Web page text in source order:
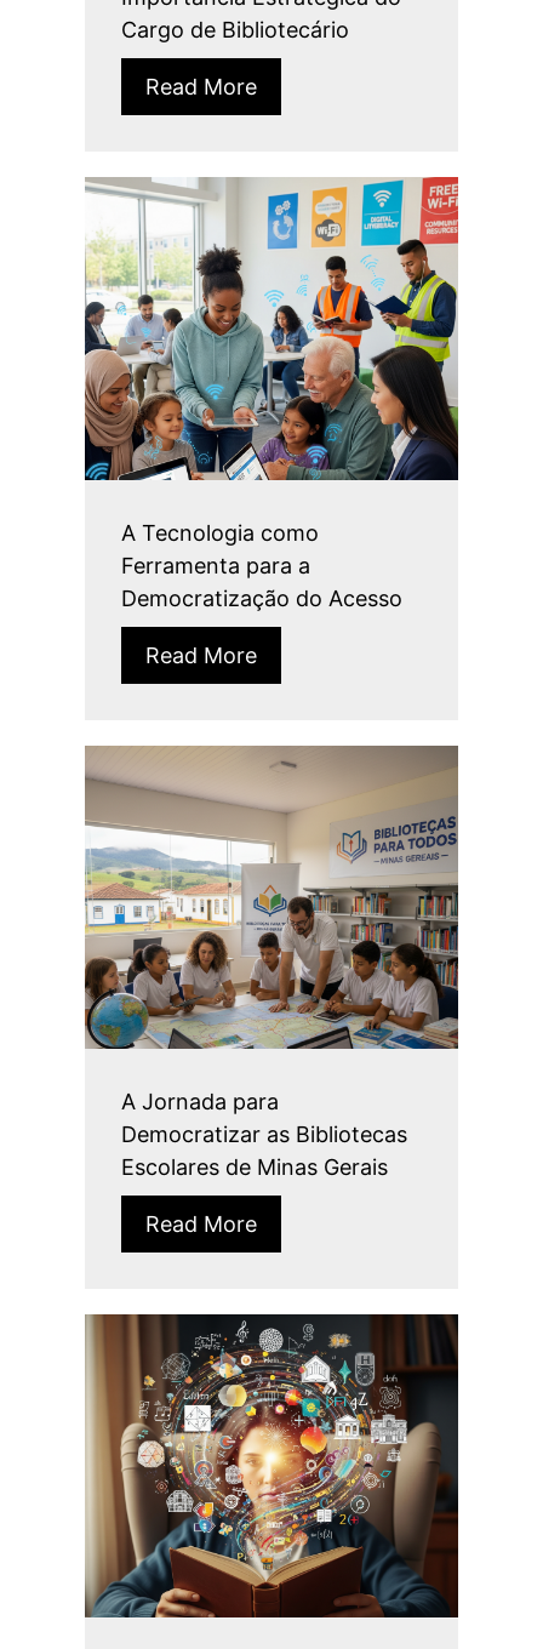
Cargo de Bibliotecário
Read More
A Tecnologia como
Ferramenta para a
Democratização do Acesso
Read More
A Jornada para
Democratizar as Bibliotecas
Escolares de Minas Gerais
Read More